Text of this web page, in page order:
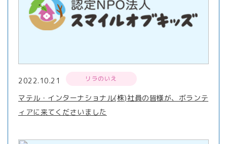
2022.10.21 リラのいえ
マテル・インターナショナル(株)社員の皆様が、ボランテ
ィアに来てくださいました